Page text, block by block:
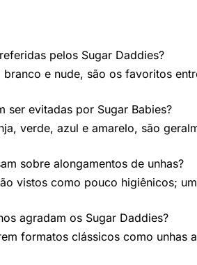
pelos Sugar Daddies?
e nude, são os favoritos
ser evitadas por Sugar Babies?
verde, azul e amarelo, são
sobre alongamentos de unhas?
vistos como pouco higiênicos;
agradam os Sugar Daddies?
formatos clássicos como unhas